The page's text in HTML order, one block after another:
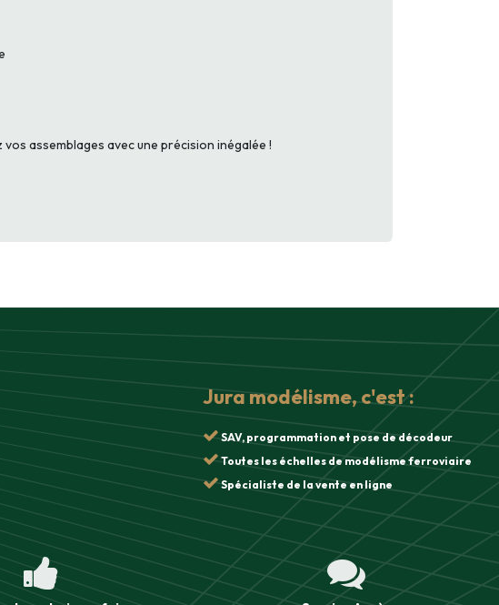
assemblages avec une précision inégalée !
Jura modélisme, c'est :
SAV, programmation et pose de décodeur
Toutes les échelles de modélisme ferroviaire
Spécialiste de la vente en ligne